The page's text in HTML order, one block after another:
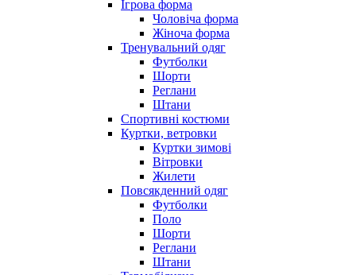
Ігрова форма
Чоловіча форма
Жіноча форма
Тренувальний одяг
Футболки
Шорти
Реглани
Штани
Спортивні костюми
Куртки, ветровки
Куртки зимові
Вітровки
Жилети
Повсякденний одяг
Футболки
Поло
Шорти
Реглани
Штани